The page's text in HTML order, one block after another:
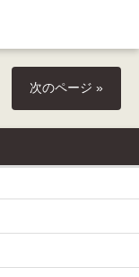
次のページ »